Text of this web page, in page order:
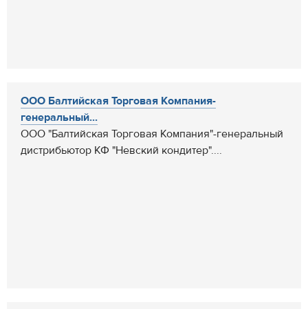
ООО Балтийская Торговая Компания-
генеральный...
ООО "Балтийская Торговая Компания"-генеральный
дистрибьютор КФ "Невский кондитер"....